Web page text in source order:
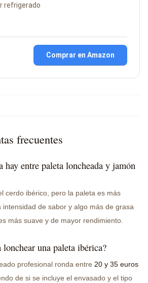
refrigerado
Comprar en Amazon
frecuentes
hay entre paleta loncheada y jamón
cerdo ibérico, pero la paleta es más
intensidad de sabor y algo más de grasa
más suave y de mayor rendimiento.
lonchear una paleta ibérica?
profesional ronda entre 20 y 35 euros
de si se incluye el envasado y el tipo